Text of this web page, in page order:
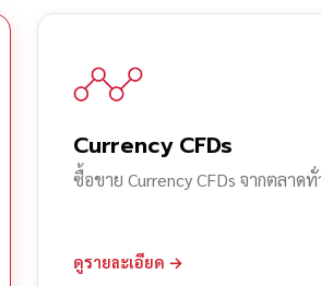
Currency CFDs
ซื้อขาย Currency CFDs จากตลาดทั่
ดูรายละเอียด →